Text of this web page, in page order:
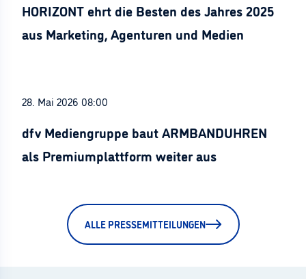
HORIZONT ehrt die Besten des Jahres 2025
aus Marketing, Agenturen und Medien
28. Mai 2026 08:00
dfv Mediengruppe baut ARMBANDUHREN
als Premiumplattform weiter aus
ALLE PRESSEMITTEILUNGEN